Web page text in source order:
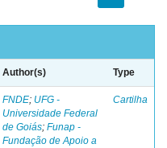
Author(s) Type
FNDE; UFG -
Universidade Federal
de Goiás; Funap -
Fundação de Apoio a
Cartilha